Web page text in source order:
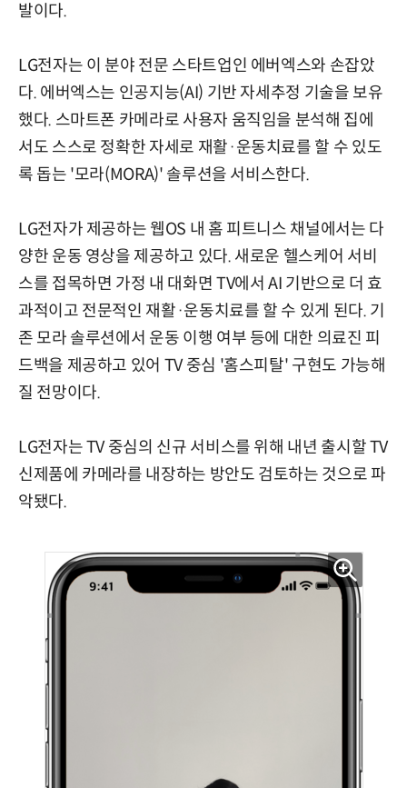
발이다.
LG전자는 이 분야 전문 스타트업인 에버엑스와 손잡았
다. 에버엑스는 인공지능(AI) 기반 자세추정 기술을 보유
했다. 스마트폰 카메라로 사용자 움직임을 분석해 집에
서도 스스로 정확한 자세로 재활·운동치료를 할 수 있도
록 돕는 '모라(MORA)' 솔루션을 서비스한다.
LG전자가 제공하는 웹OS 내 홈 피트니스 채널에서는 다
양한 운동 영상을 제공하고 있다. 새로운 헬스케어 서비
스를 접목하면 가정 내 대화면 TV에서 AI 기반으로 더 효
과적이고 전문적인 재활·운동치료를 할 수 있게 된다. 기
존 모라 솔루션에서 운동 이행 여부 등에 대한 의료진 피
드백을 제공하고 있어 TV 중심 '홈스피탈' 구현도 가능해
질 전망이다.
LG전자는 TV 중심의 신규 서비스를 위해 내년 출시할 TV
신제품에 카메라를 내장하는 방안도 검토하는 것으로 파
악됐다.